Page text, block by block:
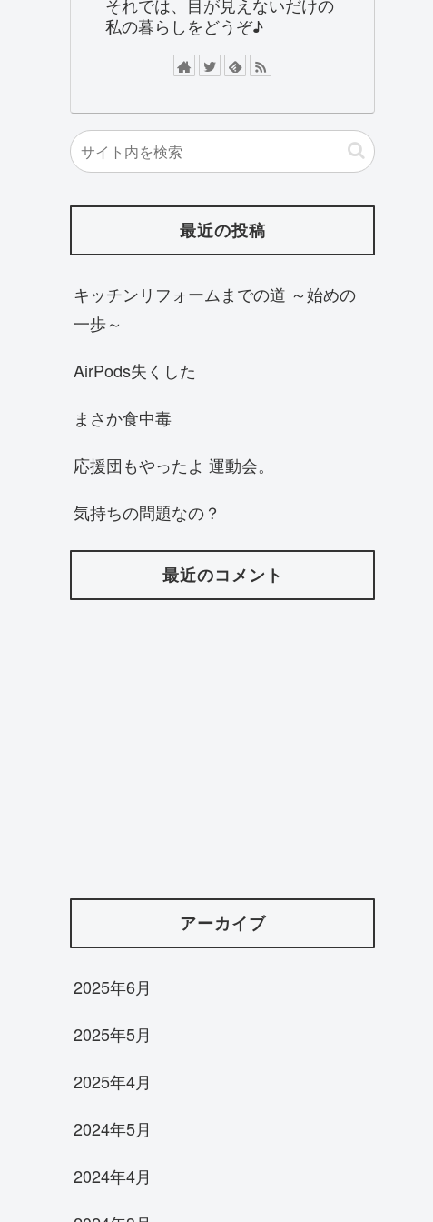
私の暮らしをどうぞ♪
最近の投稿
キッチンリフォームまでの道 ～始めの
一歩～
AirPods失くした
まさか食中毒
応援団もやったよ 運動会。
気持ちの問題なの？
最近のコメント
アーカイブ
2025年6月
2025年5月
2025年4月
2024年5月
2024年4月